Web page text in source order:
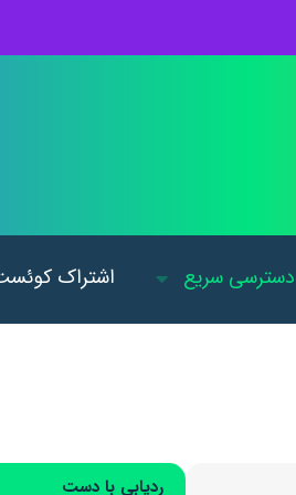
دسترسی سریع اشتراک
ردیابی با دست